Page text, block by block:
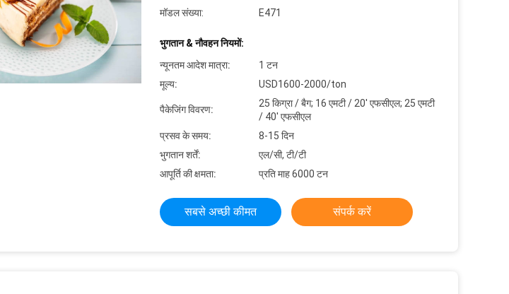
मॉडल संख्या:
E471
भुगतान & नौवहन नियमों:
न्यूनतम आदेश मात्रा:
1 टन
मूल्य:
USD1600-2000/ton
पैकेजिंग विवरण:
25 किग्रा / बैग; 16 एमटी / 20' एफसीएल; 25 एमटी
/ 40' एफसीएल
प्रसव के समय:
8-15 दिन
भुगतान शर्तें:
एल/सी, टी/टी
आपूर्ति की क्षमता:
प्रति माह 6000 टन
सबसे अच्छी कीमत संपर्क करें